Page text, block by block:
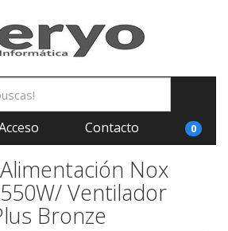
Contacto 0
Nox
Ventilador
Bronze